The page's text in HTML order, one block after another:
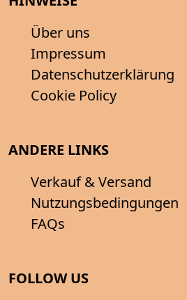
Über uns
Impressum
Datenschutzerklärung
Cookie Policy
ANDERE LINKS
Verkauf & Versand
Nutzungsbedingungen
FAQs
FOLLOW US